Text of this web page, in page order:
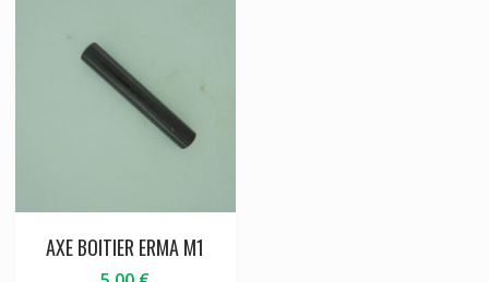
AXE BOITIER ERMA M1